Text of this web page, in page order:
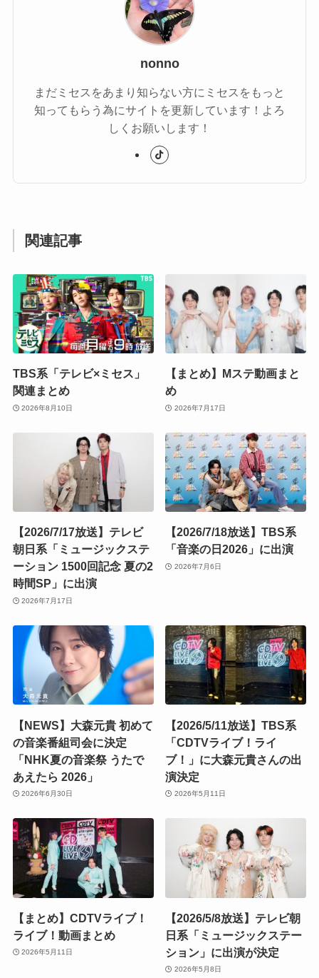
nonno
まだミセスをあまり知らない方にミセスをもっと
知ってもらう為にサイトを更新しています！よろ
しくお願いします！
関連記事
TBS系「テレビ×ミセス」
関連まとめ
2026年8月10日
【まとめ】Mステ動画まと
め
2026年7月17日
【2026/7/17放送】テレビ
朝日系「ミュージックステ
ーション 1500回記念 夏の2
時間SP」に出演
2026年7月17日
【2026/7/18放送】TBS系
「音楽の日2026」に出演
2026年7月6日
【NEWS】大森元貴 初めて
の音楽番組司会に決定
「NHK夏の音楽祭 うたで
あえたら 2026」
2026年6月30日
【2026/5/11放送】TBS系
「CDTVライブ！ライ
ブ！」に大森元貴さんの出
演決定
2026年5月11日
【まとめ】CDTVライブ！
ライブ！動画まとめ
2026年5月11日
【2026/5/8放送】テレビ朝
日系「ミュージックステー
ション」に出演が決定
2026年5月8日